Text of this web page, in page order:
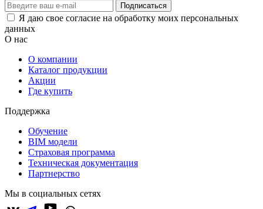
Подписаться
Я даю свое согласие на обработку моих персональных
данных
О нас
О компании
Каталог продукции
Акции
Где купить
Поддержка
Обучение
BIM модели
Страховая программа
Техническая документация
Партнерство
Мы в социальных сетях